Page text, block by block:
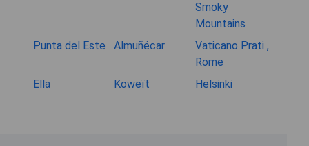
Smoky
Mountains
Punta del Este
Almuñécar
Vaticano Prati ,
Rome
Ella
Koweït Helsinki